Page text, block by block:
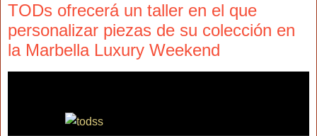
TODs ofrecerá un taller en el que
personalizar piezas de su colección en
la Marbella Luxury Weekend